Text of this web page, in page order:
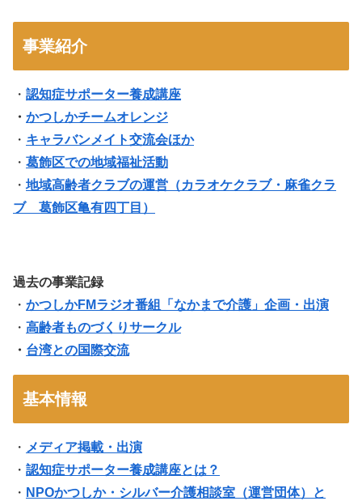
事業紹介
・ 認知症サポーター養成講座
・ かつしかチームオレンジ
・ キャラバンメイト交流会ほか
・ 葛飾区での地域福祉活動
・ 地域高齢者クラブの運営（カラオケクラブ・麻雀クラ
ブ 葛飾区亀有四丁目 ）
過去の事業記録
・ かつしかFMラジオ番組「なかまで介護」企画・出演
・ 高齢者ものづくりサークル
・ 台湾との国際交流
基本情報
・ メディア掲載・出演
・ 認知症サポーター養成講座とは？
・ NPOかつしか・シルバー介護相談室（運営団体）と